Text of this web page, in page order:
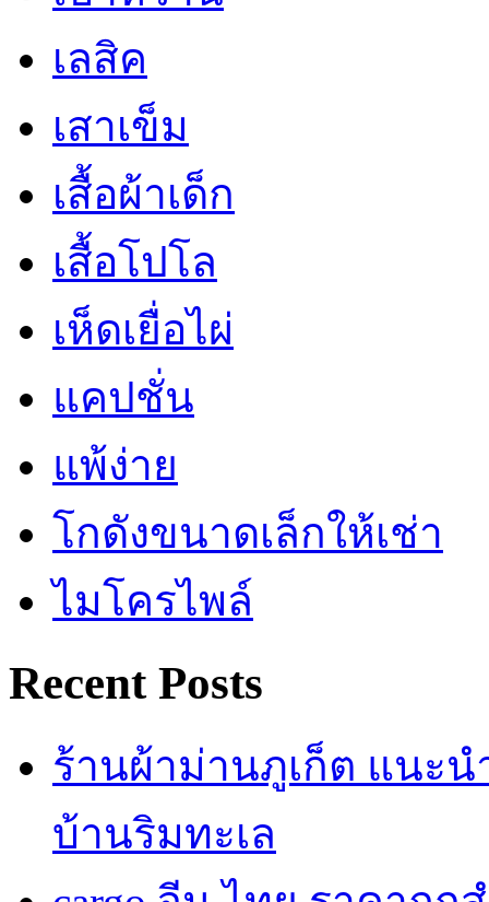
เลสิค
เสาเข็ม
เสื้อผ้าเด็ก
เสื้อโปโล
เห็ดเยื่อไผ่
แคปชั่น
แพ้ง่าย
โกดังขนาดเล็กให้เช่า
ไมโครไพล์
Recent Posts
ร้านผ้าม่านภูเก็ต แนะ
บ้านริมทะเล